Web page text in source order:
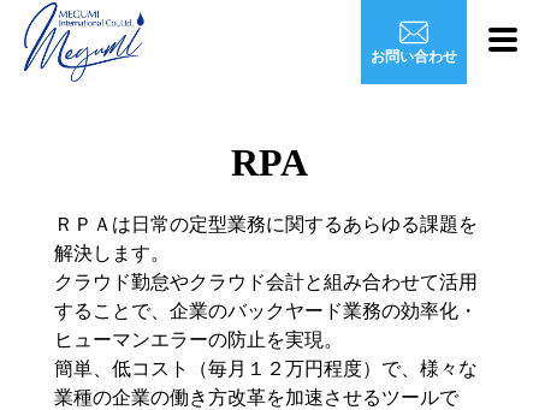
お問い合わせ
RPA
ＲＰＡは日常の定型業務に関するあらゆる課題を
解決します。
クラウド勤怠やクラウド会計と組み合わせて活用
することで、企業のバックヤード業務の効率化・
ヒューマンエラーの防止を実現。
簡単、低コスト（毎月１２万円程度）で、様々な
業種の企業の働き方改革を加速させるツールで